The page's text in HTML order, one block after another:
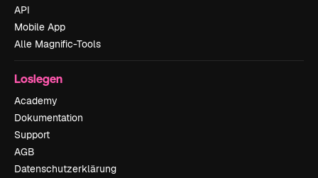
API
Mobile App
Alle Magnific-Tools
Loslegen
Academy
Dokumentation
Support
AGB
Datenschutzerklärung